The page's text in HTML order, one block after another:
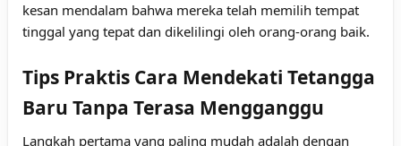
kesan mendalam bahwa mereka telah memilih tempat
tinggal yang tepat dan dikelilingi oleh orang-orang baik.
Tips Praktis Cara Mendekati Tetangga
Baru Tanpa Terasa Mengganggu
Langkah pertama yang paling mudah adalah dengan